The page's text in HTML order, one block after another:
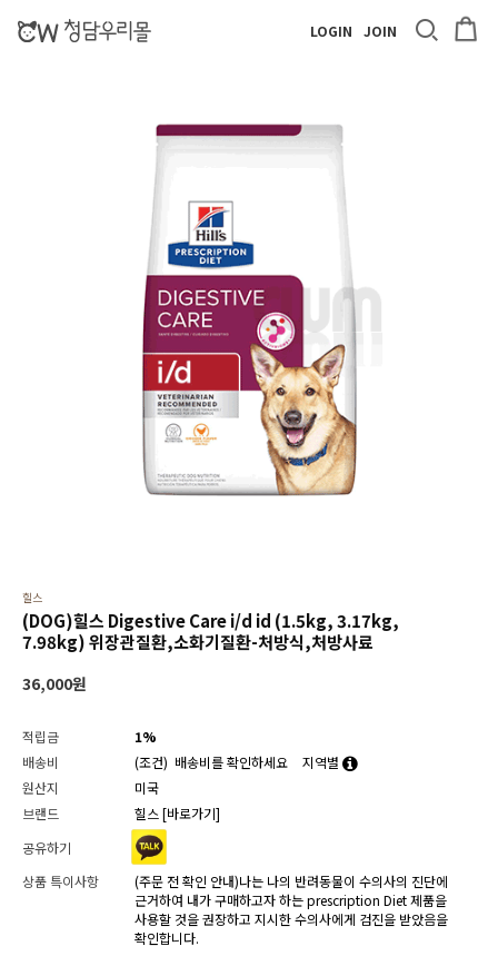
LOGIN JOIN
힐스
(DOG)힐스 Digestive Care i/d id (1.5kg, 3.17kg,
7.98kg) 위장관질환,소화기질환-처방식,처방사료
36,000원
적립금
1%
배송비
(조건) 배송비를 확인하세요
지역별
원산지
미국
브랜드
힐스 [바로가기]
공유하기
상품 특이사항
(주문 전 확인 안내)나는 나의 반려동물이 수의사의 진단에
근거하여 내가 구매하고자 하는 prescription Diet 제품을
사용할 것을 권장하고 지시한 수의사에게 검진을 받았음을
확인합니다.